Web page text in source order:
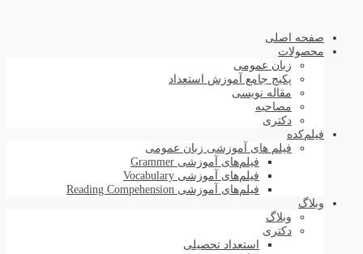
صفحه اصلی
محصولات
زبان عمومی
پکیج جامع آموزش استعداد
مقاله نویسی
مصاحبه
دکتری
فیلم‌کده
فیلم های آموزشی زبان عمومی
فیلم‌های آموزشی Grammer
فیلم‌های آموزشی Vocabulary
فیلم‌های آموزشی Reading Compehension
وبلاگ
وبلاگ
دکتری
استعداد تحصیلی